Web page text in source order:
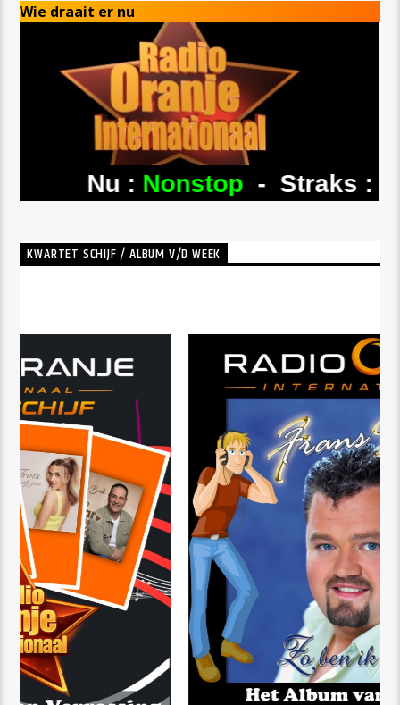
Wie draait er nu
KWARTET SCHIJF / ALBUM V/D WEEK